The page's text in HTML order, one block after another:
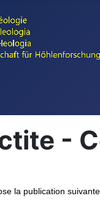
-
la publication